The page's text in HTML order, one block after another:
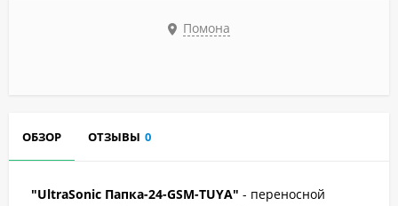
Помона
ОБЗОР ОТЗЫВЫ 0
"UltraSonic Папка-24-GSM-TUYA" - переносной